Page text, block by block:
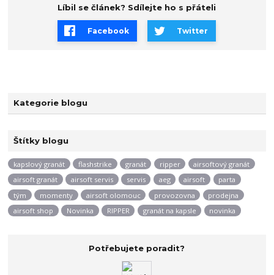
Kategorie blogu
Štítky blogu
kapslový granát flashstrike granát ripper
airsoftový granát
airsoft granát
airsoft servis servis aeg airsoft
parta
tým
momenty airsoft olomouc provozovna
prodejna
airsoft shop
Novinka RIPPER granát na kapsle novinka
Potřebujete poradit?
Líbil se článek? Sdílejte ho s přáteli
Facebook Twitter